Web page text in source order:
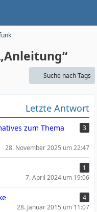
Suche nach Tags
Letzte Antwort
zum Thema
3
28. November 2025 um 22:47
1
7. April 2024 um 19:06
4
28. Januar 2015 um 11:07